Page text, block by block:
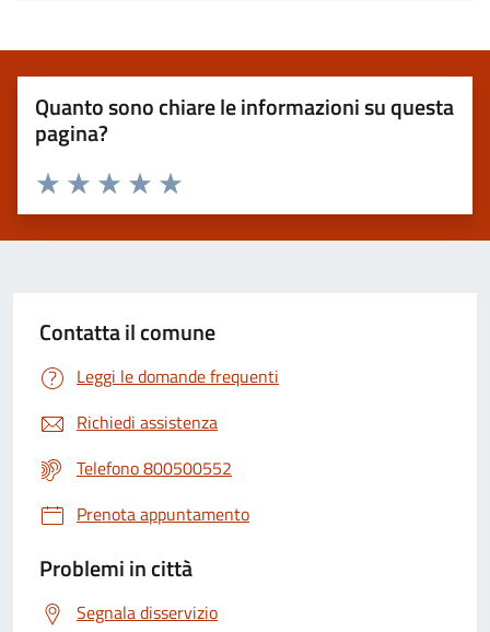
Quanto sono chiare le informazioni su questa
pagina?
Valuta 1 stelle su 5
Valuta 2 stelle su 5
Valuta 3 stelle su 5
Valuta 4 stelle su 5
Contatta il comune
Leggi le domande frequenti
Richiedi assistenza
Telefono 800500552
Prenota appuntamento
Problemi in città
Segnala disservizio